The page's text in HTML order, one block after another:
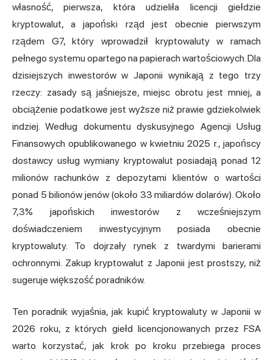
własność, pierwsza, która udzieliła licencji giełdzie
kryptowalut, a japoński rząd jest obecnie pierwszym
rządem G7, który wprowadził kryptowaluty w ramach
pełnego systemu opartego na papierach wartościowych. Dla
dzisiejszych inwestorów w Japonii wynikają z tego trzy
rzeczy: zasady są jaśniejsze, miejsc obrotu jest mniej, a
obciążenie podatkowe jest wyższe niż prawie gdziekolwiek
indziej. Według dokumentu dyskusyjnego Agencji Usług
Finansowych opublikowanego w kwietniu 2025 r., japońscy
dostawcy usług wymiany kryptowalut posiadają ponad 12
milionów rachunków z depozytami klientów o wartości
ponad 5 bilionów jenów (około 33 miliardów dolarów). Około
7,3% japońskich inwestorów z wcześniejszym
doświadczeniem inwestycyjnym posiada obecnie
kryptowaluty. To dojrzały rynek z twardymi barierami
ochronnymi. Zakup kryptowalut z Japonii jest prostszy, niż
sugeruje większość poradników.
Ten poradnik wyjaśnia, jak kupić kryptowaluty w Japonii w
2026 roku, z których giełd licencjonowanych przez FSA
warto korzystać, jak krok po kroku przebiega proces